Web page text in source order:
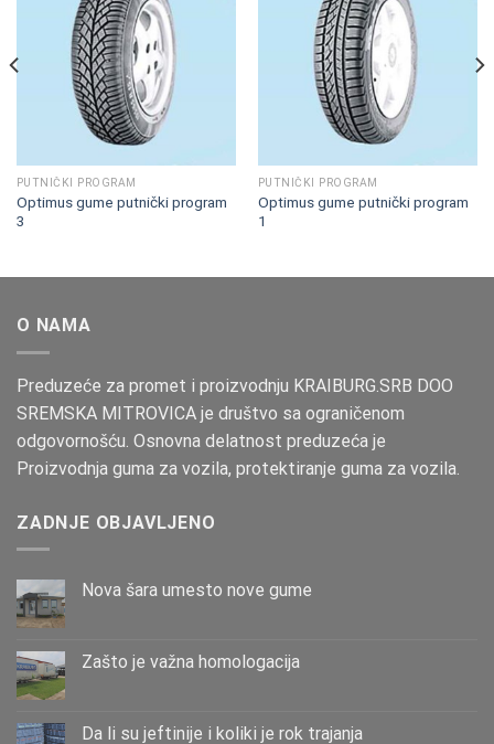
PUTNIČKI PROGRAM
Optimus gume putnički program
3
PUTNIČKI PROGRAM
Optimus gume putnički program
1
O NAMA
Preduzeće za promet i proizvodnju KRAIBURG.SRB DOO
SREMSKA MITROVICA je društvo sa ograničenom
odgovornošću. Osnovna delatnost preduzeća je
Proizvodnja guma za vozila, protektiranje guma za vozila.
ZADNJE OBJAVLJENO
Nova šara umesto nove gume
Zašto је važna homologacija
Da li su jeftinije i koliki je rok trajanja